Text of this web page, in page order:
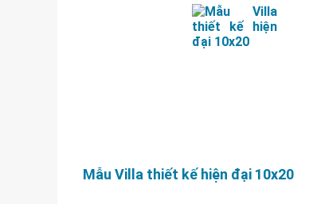
Mẫu Villa thiết kế hiện đại 10x20